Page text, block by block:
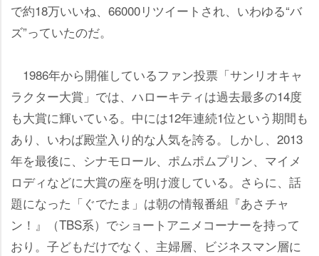
で約18万いいね、66000リツイートされ、いわゆる“バ
ズ”っていたのだ。
1986年から開催しているファン投票「サンリオキャ
ラクター大賞」では、ハローキティは過去最多の14度
も大賞に輝いている。中には12年連続1位という期間も
あり、いわば殿堂入り的な人気を誇る。しかし、2013
年を最後に、シナモロール、ポムポムプリン、マイメ
ロディなどに大賞の座を明け渡している。さらに、話
題になった「ぐでたま」は朝の情報番組『あさチャ
ン！』（TBS系）でショートアニメコーナーを持って
おり。子どもだけでなく、主婦層、ビジネスマン層に